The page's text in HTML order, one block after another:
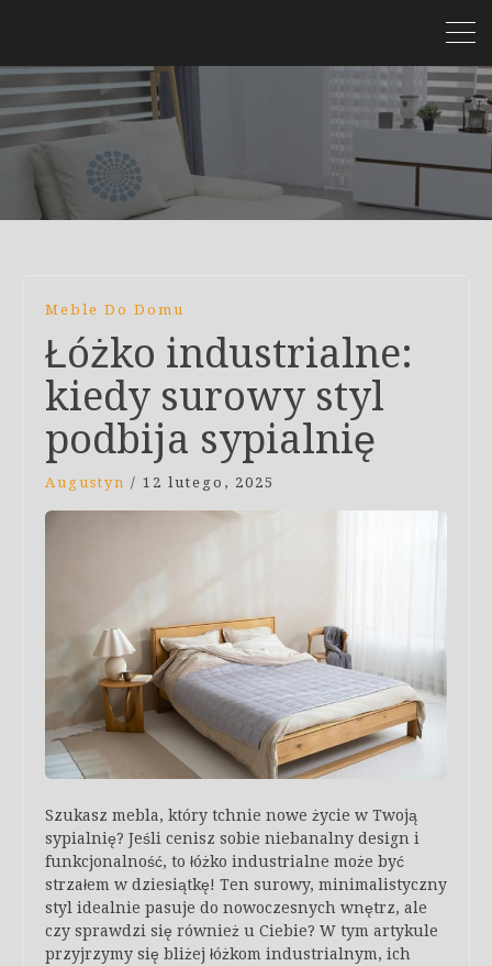
Meble Do Domu
Łóżko industrialne:
kiedy surowy styl
podbija sypialnię
Augustyn / 12 lutego, 2025
Szukasz mebla, który tchnie nowe życie w Twoją
sypialnię? Jeśli cenisz sobie niebanalny design i
funkcjonalność, to łóżko industrialne może być
strzałem w dziesiątkę! Ten surowy, minimalistyczny
styl idealnie pasuje do nowoczesnych wnętrz, ale
czy sprawdzi się również u Ciebie? W tym artykule
przyjrzymy się bliżej łóżkom industrialnym, ich